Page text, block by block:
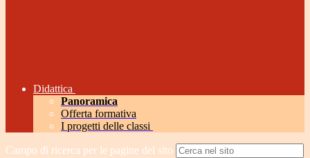
Didattica
Panoramica
Offerta formativa
I progetti delle classi
Campo di ricerca per le pagine del sito